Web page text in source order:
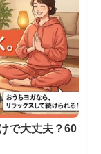
で大丈夫？60